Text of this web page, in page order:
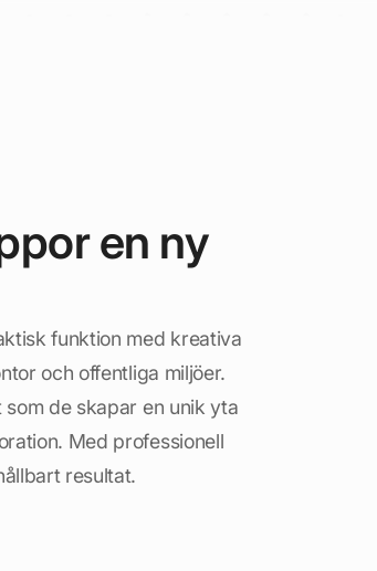
en ny
funktion med kreativa
och offentliga miljöer.
de skapar en unik yta
Med professionell
resultat.